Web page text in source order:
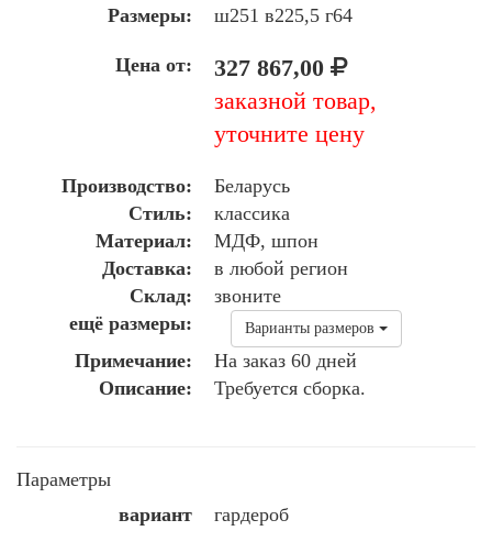
Размеры:
ш251 в225,5 г64
Цена от:
327 867,00
заказной товар,
уточните цену
Производство:
Беларусь
Стиль:
классика
Материал:
МДФ, шпон
Доставка:
в любой регион
Склад:
звоните
ещё размеры:
Варианты размеров
Примечание:
На заказ 60 дней
Описание:
Требуется сборка.
Параметры
вариант
гардероб